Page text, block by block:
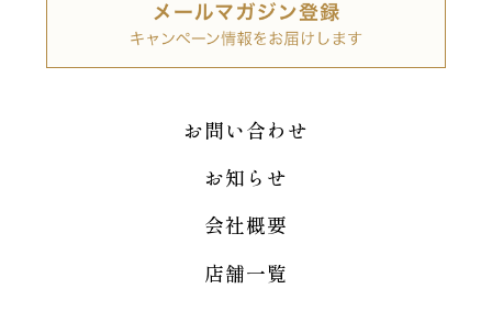
お問い合わせ
お知らせ
会社概要
店舗一覧